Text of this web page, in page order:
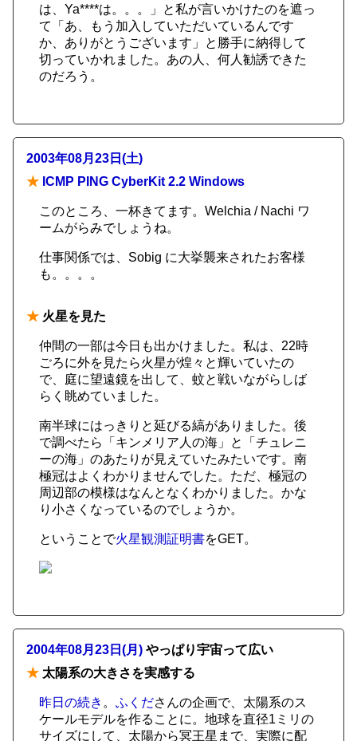
は、Ya****は。。。」と私が言いかけたのを遮っ
て「あ、もう加入していただいているんです
か、ありがとうございます」と勝手に納得して
切っていかれました。あの人、何人勧誘できた
のだろう。
2003年08月23日(土)
★ ICMP PING CyberKit 2.2 Windows
このところ、一杯きてます。Welchia / Nachi ワ
ームがらみでしょうね。
仕事関係では、Sobig に大挙襲来されたお客様
も。。。。
★ 火星を見た
仲間の一部は今日も出かけました。私は、22時
ごろに外を見たら火星が煌々と輝いていたの
で、庭に望遠鏡を出して、蚊と戦いながらしば
らく眺めていました。
南半球にはっきりと延びる縞がありました。後
で調べたら「キンメリア人の海」と「チュレニ
ーの海」のあたりが見えていたみたいです。南
極冠はよくわかりませんでした。ただ、極冠の
周辺部の模様はなんとなくわかりました。かな
り小さくなっているのでしょうか。
ということで火星観測証明書をGET。
2004年08月23日(月) やっぱり宇宙って広い
★ 太陽系の大きさを実感する
昨日の続き 。 ふくださんの企画で、太陽系のス
ケールモデルを作ることに。地球を直径1ミリの
サイズにして、太陽から冥王星まで、実際に配